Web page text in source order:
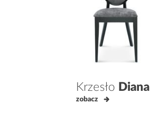
Krzesło Diana
zobacz